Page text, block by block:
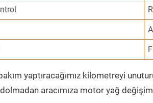
yaptıracağımız kilometreyi
aracımıza motor yağ